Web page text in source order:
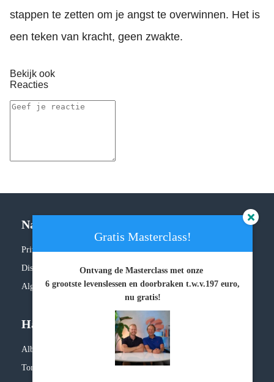
stappen te zetten om je angst te overwinnen. Het is
een teken van kracht, geen zwakte.
Bekijk ook
Reacties
Navigatie
Privacy policy
Disclaimer
Algemene voorwaarden
Handige links
Albert Sonnevelt
Tonny Loorbach
Gratis Masterclass!
Ontvang de Masterclass met onze
6 grootste levenslessen en doorbraken t.w.v.197 euro,
nu gratis!